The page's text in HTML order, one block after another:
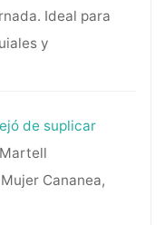
Ideal para
y
de suplicar
Cananea,